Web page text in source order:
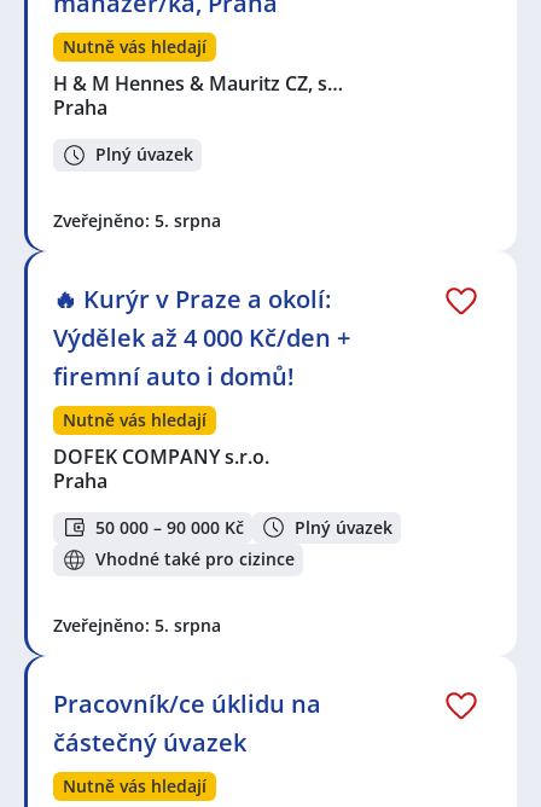
Nutně vás hledají
H & M Hennes & Mauritz CZ, s…
Praha
Plný úvazek
Zveřejněno: 5. srpna
🔥 Kurýr v Praze a okolí:
Výdělek až 4 000 Kč/den +
firemní auto i domů!
Nutně vás hledají
DOFEK COMPANY s.r.o.
Praha
50 000 – 90 000 Kč
Plný úvazek
Vhodné také pro cizince
Zveřejněno: 5. srpna
Pracovník/ce úklidu na
částečný úvazek
Nutně vás hledají